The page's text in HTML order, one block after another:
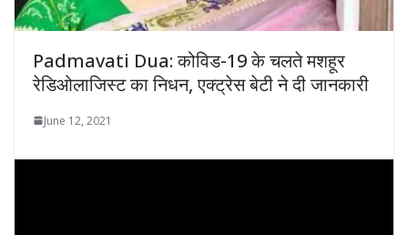
Padmavati Dua: कोविड-19 के चलते मशहूर
रेडिओलाजिस्ट का निधन, एक्ट्रेस बेटी ने दी जानकारी
June 12, 2021